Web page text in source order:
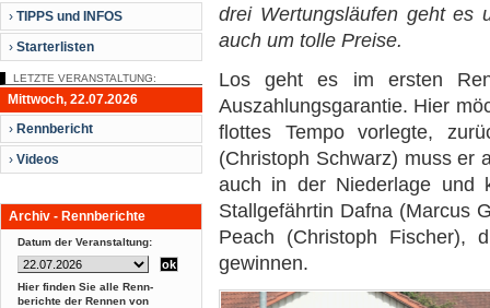
› TIPPS und INFOS
› Starterlisten
LETZTE VERANSTALTUNG:
Mittwoch, 22.07.2026
› Rennbericht
› Videos
Archiv - Rennberichte
Datum der Veranstaltung:
Hier finden Sie alle Renn-
berichte der Rennen von
drei Wertungsläufen geht es
auch um tolle Preise.
Los geht es im ersten
Auszahlungsgarantie. Hier
flottes Tempo vorlegte,
(Christoph Schwarz) muss er
auch in der Niederlage und
Stallgefährtin Dafna (Marcus
Peach (Christoph Fischer),
gewinnen.